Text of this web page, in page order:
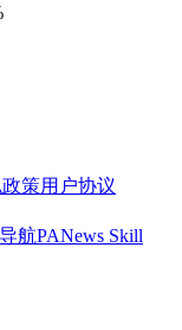
策用户协议
航PANews Skill